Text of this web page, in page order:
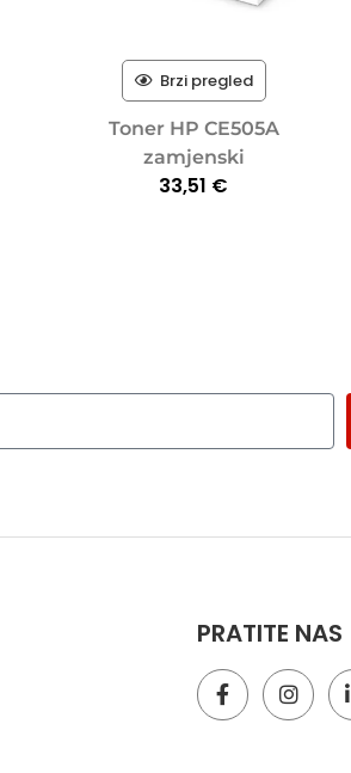
Brzi pregled
Toner HP CE505A
zamjenski
33,51 €
PRATITE NAS